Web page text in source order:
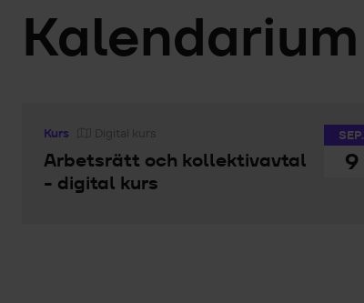
Kalendarium
SEP.
9
Kurs Digital kurs
Arbetsrätt och kollektivavtal
- digital kurs